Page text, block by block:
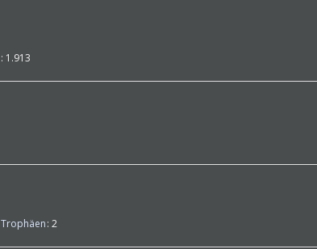
1.913
Trophäen 2